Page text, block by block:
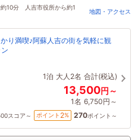
10分 人吉市役所から約1
地図・アクセス
り満喫♪阿蘇人吉の街を気軽に観
1泊 大人2名 合計(税込)
13,500円～
1名 6,750円～
スコア～ ポイント 2% 270ポイント～